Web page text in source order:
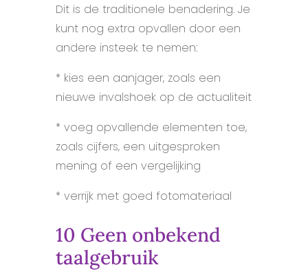
Dit is de traditionele benadering. Je
kunt nog extra opvallen door een
andere insteek te nemen:
* kies een aanjager, zoals een
nieuwe invalshoek op de actualiteit
* voeg opvallende elementen toe,
zoals cijfers, een uitgesproken
mening of een vergelijking
* verrijk met goed fotomateriaal
10 Geen onbekend
taalgebruik